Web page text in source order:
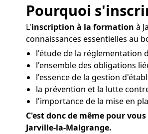
Pourquoi
L'inscription à la formation à
connaissances essentielles au
l'étude de la réglementation
l'ensemble des obligations
l'essence de la gestion
la prévention et la lutte
l'importance de la mise en
C'est donc de même pour
Jarville-la-Malgrange.